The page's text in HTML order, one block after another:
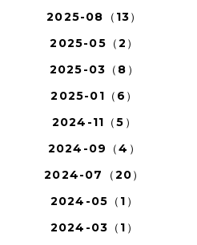
2025-08（13）
2025-05（2）
2025-03（8）
2025-01（6）
2024-11（5）
2024-09（4）
2024-07（20）
2024-05（1）
2024-03（1）